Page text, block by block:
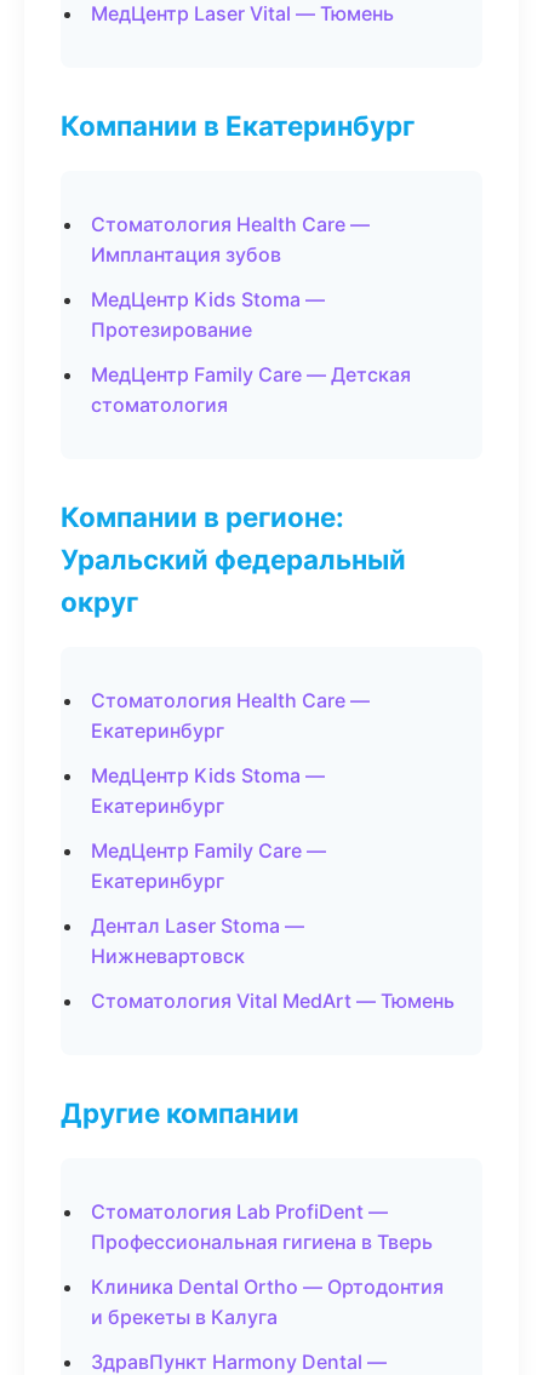
МедЦентр Laser Vital — Тюмень
Компании в Екатеринбург
Стоматология Health Care —
Имплантация зубов
МедЦентр Kids Stoma —
Протезирование
МедЦентр Family Care — Детская
стоматология
Компании в регионе:
Уральский федеральный
округ
Стоматология Health Care —
Екатеринбург
МедЦентр Kids Stoma —
Екатеринбург
МедЦентр Family Care —
Екатеринбург
Дентал Laser Stoma —
Нижневартовск
Стоматология Vital MedArt — Тюмень
Другие компании
Стоматология Lab ProfiDent —
Профессиональная гигиена в Тверь
Клиника Dental Ortho — Ортодонтия
и брекеты в Калуга
ЗдравПункт Harmony Dental —